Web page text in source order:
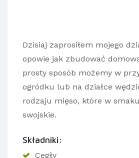
Dzisiaj zaprosiłem mojego
opowie jak zbudować
prosty sposób możemy w
ogródku lub na działce
rodzaju mięso, które w
swojskie.
Składniki:
Cegły